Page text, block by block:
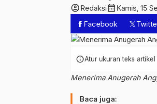
account_circleRedaksicalendar_month Kamis, 15
Facebook
infoAtur ukuran teks
Menerima Anugerah
Baca juga: